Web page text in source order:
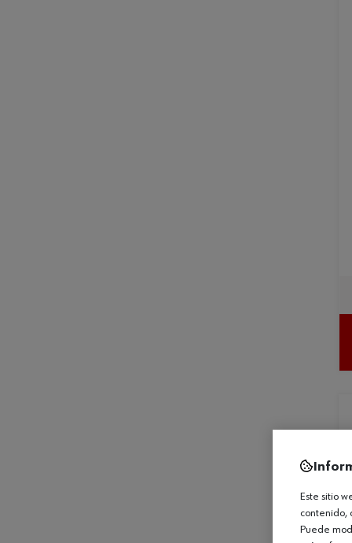
Este sitio
contenido,
Puede